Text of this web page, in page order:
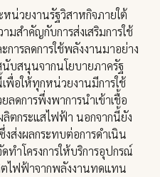
หน่วยงานรัฐวิสาหกิจภายใต้
มสำคัญกับการส่งเสริมการใช้
ารลดการใช้พลังงานมาอย่าง
นับสนุนจากนโยบายภาครัฐ
พื่อให้ทุกหน่วยงานมีการใช้
ดการพึ่งพาการนำเข้าเชื้อ
ลิตกระแสไฟฟ้า นอกจากนี้ยัง
งส่งผลกระทบต่อการดำเนิน
ทำโครงการให้บริการอุปกรณ์
ไฟฟ้าจากพลังงานทดแทน